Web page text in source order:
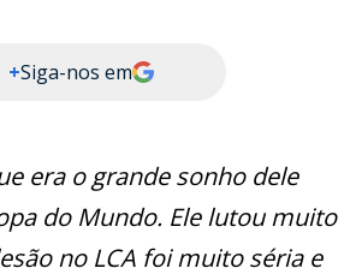
+Siga-nos em
era o grande sonho dele
do Mundo. Ele lutou muito
no LCA foi muito séria e